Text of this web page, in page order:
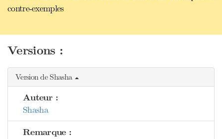
contre-exemples
Versions :
Version de Shasha
Auteur :
Shasha
Remarque :